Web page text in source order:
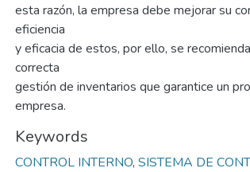
esta razón, la empresa debe mejorar su
eficiencia
y eficacia de estos, por ello, se
correcta
gestión de inventarios que garantice un
empresa.
Keywords
CONTROL INTERNO, SISTEMA DE